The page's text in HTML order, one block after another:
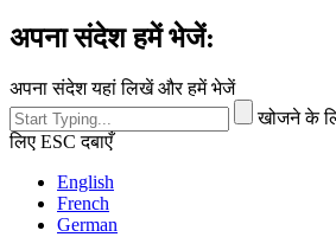
अपना संदेश हमें भेजें:
अपना संदेश यहां लिखें और हमें भेजें
खोजने के
लिए ESC दबाएँ
English
French
German